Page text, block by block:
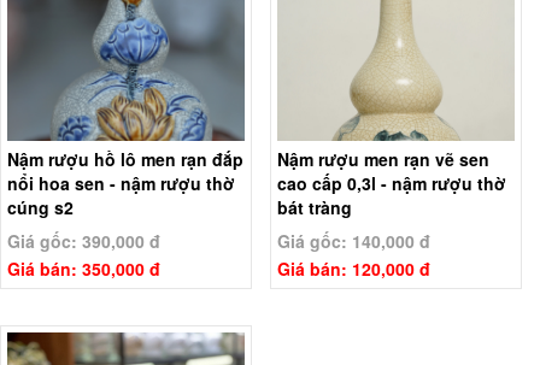
Nậm rượu hồ lô men rạn đắp
nổi hoa sen - nậm rượu thờ
cúng s2
Giá gốc: 390,000 đ
Giá bán: 350,000 đ
Nậm rượu men rạn vẽ sen
cao cấp 0,3l - nậm rượu thờ
bát tràng
Giá gốc: 140,000 đ
Giá bán: 120,000 đ